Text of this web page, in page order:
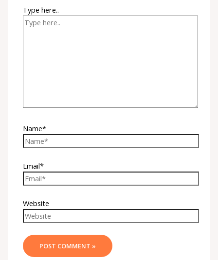
Type here..
Name*
Email*
Website